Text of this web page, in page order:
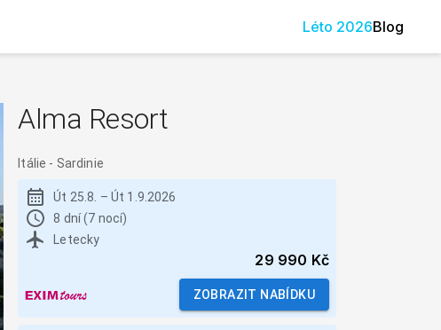
Léto 2026Blog
Alma Resort
Itálie - Sardinie
Út 25.8. – Út 1.9.2026
8 dní (7 nocí)
Letecky
29 990 Kč
ZOBRAZIT NABÍDKU